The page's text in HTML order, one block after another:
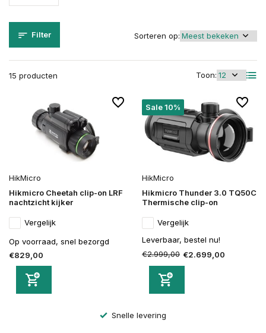
Filter
15 producten Toon:
Sorteren op:
HikMicro
Hikmicro Cheetah clip-on LRF
nachtzicht kijker
Vergelijk
Op voorraad, snel bezorgd
€829,00
Sale 10%
HikMicro
Hikmicro Thunder 3.0 TQ50C
Thermische clip-on
Vergelijk
Leverbaar, bestel nu!
€2.999,00 €2.699,00
Altijd veilig bestellen en betalen